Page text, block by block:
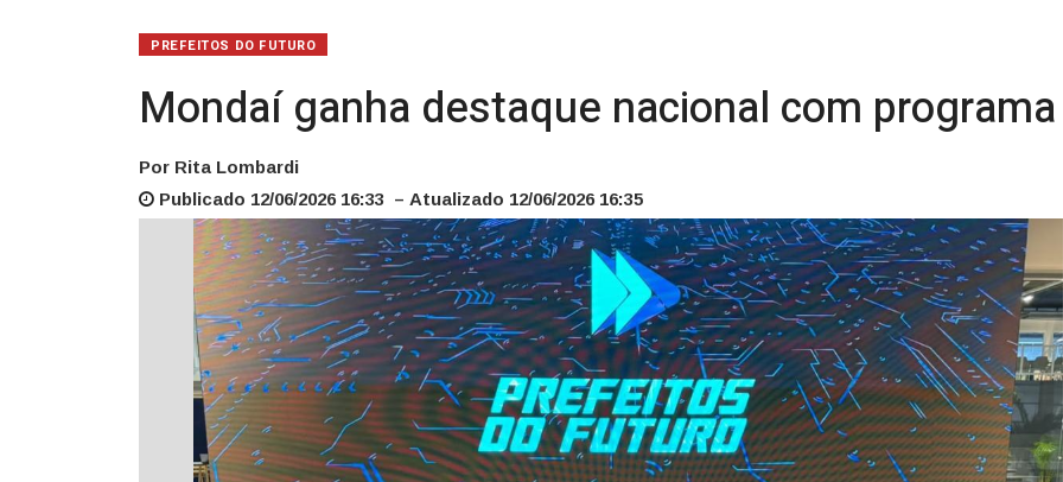
PREFEITOS DO FUTURO
Mondaí ganha destaque nacional com
Por Rita Lombardi
Publicado 12/06/2026 16:33 – Atualizado 12/06/2026 16:35